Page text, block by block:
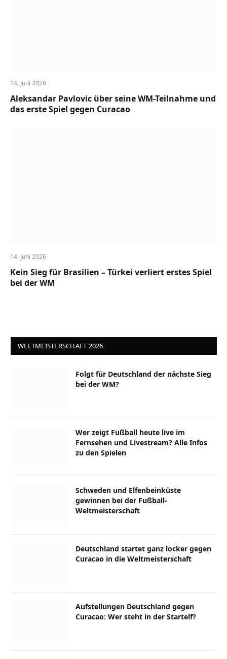
14. Juni 2026
Aleksandar Pavlovic über seine WM-Teilnahme und
das erste Spiel gegen Curacao
14. Juni 2026
Kein Sieg für Brasilien – Türkei verliert erstes Spiel
bei der WM
WELTMEISTERSCHAFT 2026
Folgt für Deutschland der nächste Sieg
bei der WM?
Wer zeigt Fußball heute live im
Fernsehen und Livestream? Alle Infos
zu den Spielen
Schweden und Elfenbeinküste
gewinnen bei der Fußball-
Weltmeisterschaft
Deutschland startet ganz locker gegen
Curacao in die Weltmeisterschaft
Aufstellungen Deutschland gegen
Curacao: Wer steht in der Startelf?